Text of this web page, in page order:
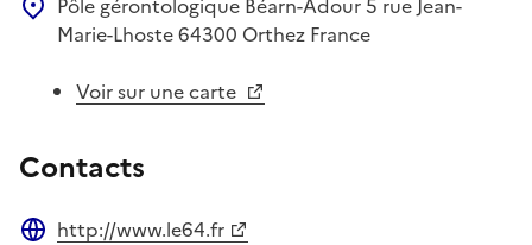
Marie-Lhoste64300 Orthez France
Voir sur une carte
Contacts
http://www.le64.fr